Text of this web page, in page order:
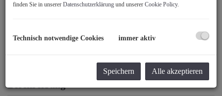
finden Sie in unserer Datenschutzerklärung und unserer Cookie Policy.
Technisch notwendige Cookies immer aktiv
Speichern Alle akzeptieren